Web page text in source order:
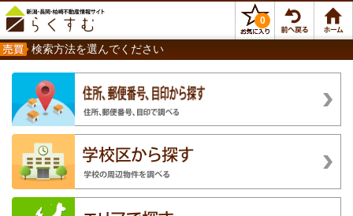
0
検索方法を選んでください